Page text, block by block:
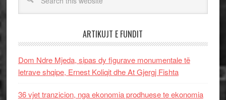
ARTIKUJT E FUNDIT
Dom Ndre Mjeda, sipas dy figurave monumentale të
letrave shqipe, Ernest Koliqit dhe At Gjergj Fishta
36 vjet tranzicion, nga ekonomia prodhuese te ekonomia